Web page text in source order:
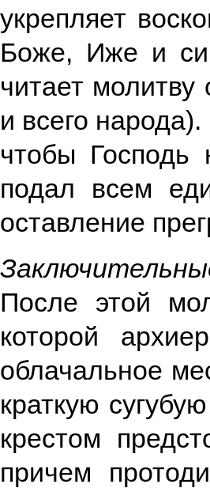
укрепляет
Боже, Иже и
читает молитву
и всего
чтобы Господь
подал всем
оставление
После этой
которой
облачальное
краткую
крестом
причем